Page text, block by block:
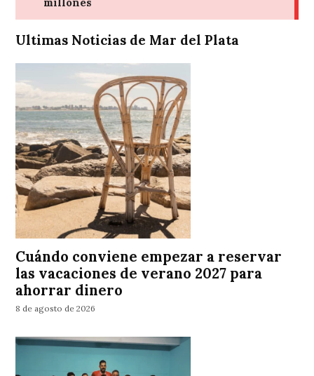
Ultimas Noticias de Mar del Plata
Cuándo conviene empezar a reservar
las vacaciones de verano 2027 para
ahorrar dinero
8 de agosto de 2026